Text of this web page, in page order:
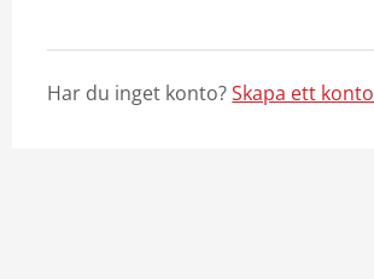
Har du inget konto?Skapa ett konto